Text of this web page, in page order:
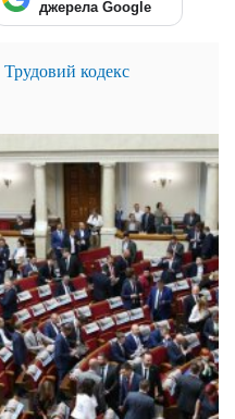
джерела Google
Трудовий кодекс